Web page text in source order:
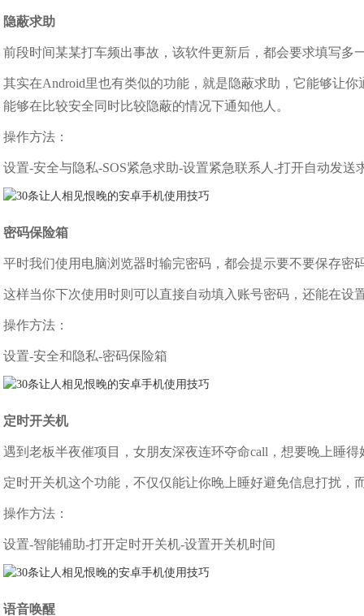
隐蔽求助
前段时间某某打车频出事故，该软件更新后，都会要求填写多
其实在Android里也有类似的功能，就是隐蔽求助，它能够让
能够在比较安全同时比较隐蔽的情况下通知他人。
操作方法：
设置-安全与隐私-SOS紧急求助-设置紧急联系人-打开自动发送
密码保险箱
平时我们使用电脑浏览器时输完密码，都会提示要不要保存密
这样当你下次使用时则可以直接自动填入账号密码，还能在设
操作方法：
设置-安全和隐私-密码保险箱
定时开关机
遇到老板半夜催项目，女朋友深夜连环夺命call，想要晚上睡
定时开关机这个功能，不仅仅能让你晚上睡好避免信息打扰，
操作方法：
设置-智能辅助-打开定时开关机-设置开关机时间
语音唤醒